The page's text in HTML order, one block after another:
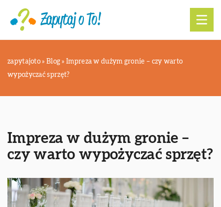
zapytajoto » Blog »Impreza w dużym gronie – czy warto
wypożyczać sprzęt?
Impreza w dużym gronie –
czy warto wypożyczać sprzęt?